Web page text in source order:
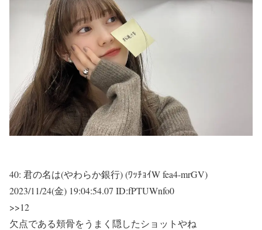
40: 君の名は(やわらか銀行) (ﾜｯﾁｮｲW fea4-mrGV)
2023/11/24(金) 19:04:54.07 ID:fPTUWnfo0
>>12
欠点である頬骨をうまく隠したショットやね